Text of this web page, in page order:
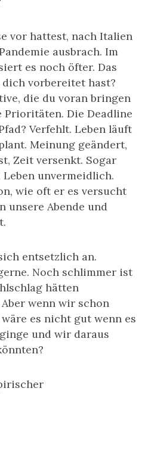
vor hattest, nach Italien
ausbrach. Im
es noch öfter. Das
vorbereitet hast?
die du voran bringen
Prioritäten. Die Deadline
Verfehlt. Leben läuft
Meinung geändert,
Zeit versenkt. Sogar
unvermeidlich.
wie oft er es versucht
unsere Abende und
entsetzlich an.
Noch schlimmer ist
hätten
wenn wir schon
es nicht gut wenn es
und wir daraus